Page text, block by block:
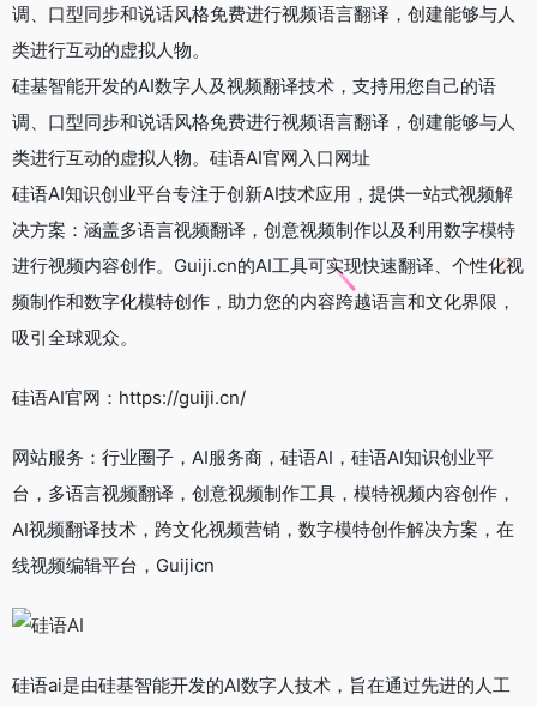
调、口型同步和说话风格免费进行视频语言翻译，创建能够与人
类进行互动的虚拟人物。
硅基智能开发的AI数字人及视频翻译技术，支持用您自己的语
调、口型同步和说话风格免费进行视频语言翻译，创建能够与人
类进行互动的虚拟人物。硅语AI官网入口网址
硅语AI知识创业平台专注于创新AI技术应用，提供一站式视频解
决方案：涵盖多语言视频翻译，创意视频制作以及利用数字模特
进行视频内容创作。Guiji.cn的AI工具可实现快速翻译、个性化视
频制作和数字化模特创作，助力您的内容跨越语言和文化界限，
吸引全球观众。
硅语AI官网：https://guiji.cn/
网站服务：行业圈子，AI服务商，硅语AI，硅语AI知识创业平
台，多语言视频翻译，创意视频制作工具，模特视频内容创作，
AI视频翻译技术，跨文化视频营销，数字模特创作解决方案，在
线视频编辑平台，Guijicn
硅语ai是由硅基智能开发的AI数字人技术，旨在通过先进的人工